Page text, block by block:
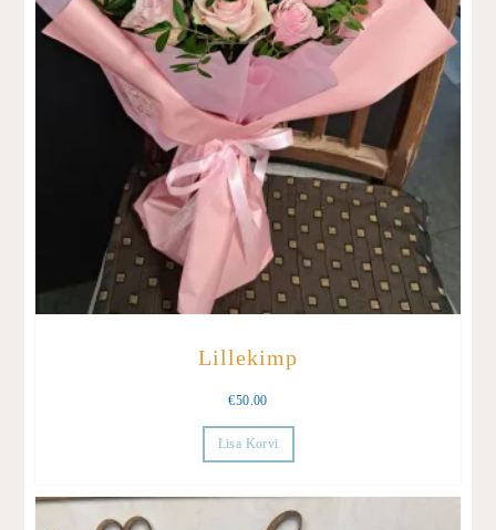
Lillekimp
€50.00
Lisa Korvi